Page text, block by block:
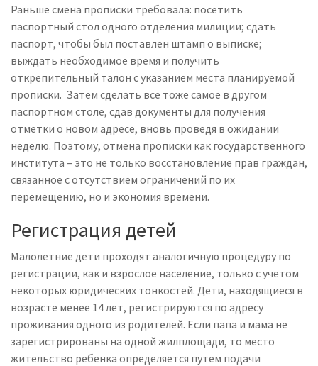
Раньше смена прописки требовала: посетить
паспортный стол одного отделения милиции; сдать
паспорт, чтобы был поставлен штамп о выписке;
выждать необходимое время и получить
открепительный талон с указанием места планируемой
прописки. Затем сделать все тоже самое в другом
паспортном столе, сдав документы для получения
отметки о новом адресе, вновь проведя в ожидании
неделю. Поэтому, отмена прописки как государственного
института – это не только восстановление прав граждан,
связанное с отсутствием ограничений по их
перемещению, но и экономия времени.
Регистрация детей
Малолетние дети проходят аналогичную процедуру по
регистрации, как и взрослое население, только с учетом
некоторых юридических тонкостей. Дети, находящиеся в
возрасте менее 14 лет, регистрируются по адресу
проживания одного из родителей. Если папа и мама не
зарегистрированы на одной жилплощади, то место
жительство ребенка определяется путем подачи